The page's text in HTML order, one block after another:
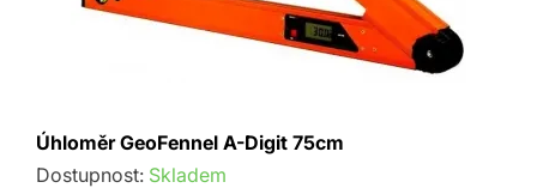
Úhloměr GeoFennel A-Digit 75cm
Dostupnost: Skladem